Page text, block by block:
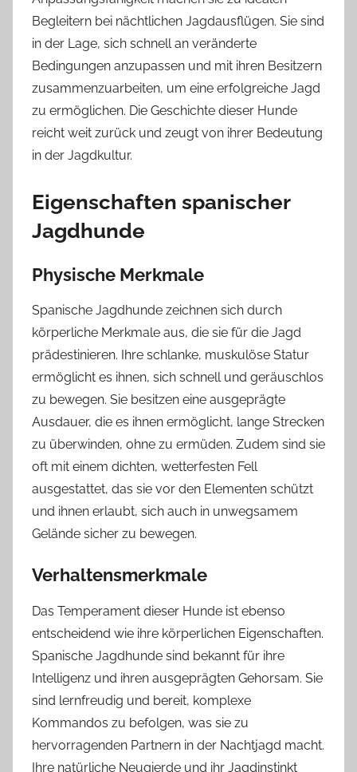
Begleitern bei nächtlichen Jagdausflügen. Sie sind
in der Lage, sich schnell an veränderte
Bedingungen anzupassen und mit ihren Besitzern
zusammenzuarbeiten, um eine erfolgreiche Jagd
zu ermöglichen. Die Geschichte dieser Hunde
reicht weit zurück und zeugt von ihrer Bedeutung
in der Jagdkultur.
Eigenschaften spanischer
Jagdhunde
Physische Merkmale
Spanische Jagdhunde zeichnen sich durch
körperliche Merkmale aus, die sie für die Jagd
prädestinieren. Ihre schlanke, muskulöse Statur
ermöglicht es ihnen, sich schnell und geräuschlos
zu bewegen. Sie besitzen eine ausgeprägte
Ausdauer, die es ihnen ermöglicht, lange Strecken
zu überwinden, ohne zu ermüden. Zudem sind sie
oft mit einem dichten, wetterfesten Fell
ausgestattet, das sie vor den Elementen schützt
und ihnen erlaubt, sich auch in unwegsamem
Gelände sicher zu bewegen.
Verhaltensmerkmale
Das Temperament dieser Hunde ist ebenso
entscheidend wie ihre körperlichen Eigenschaften.
Spanische Jagdhunde sind bekannt für ihre
Intelligenz und ihren ausgeprägten Gehorsam. Sie
sind lernfreudig und bereit, komplexe
Kommandos zu befolgen, was sie zu
hervorragenden Partnern in der Nachtjagd macht.
Ihre natürliche Neugierde und ihr Jagdinstinkt